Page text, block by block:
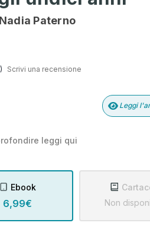
Paterno
Scrivi una recensione
Leggi
leggi qui
Ebook
6,99€
Non